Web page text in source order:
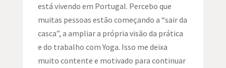
está vivendo em Portugal. Percebo que
muitas pessoas estão começando a “sair da
casca”, a ampliar a própria visão da prática
e do trabalho com Yoga. Isso me deixa
muito contente e motivado para continuar